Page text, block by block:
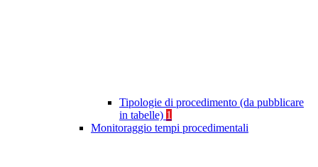
Tipologie di procedimento (da pubblicare
in tabelle) 1
Monitoraggio tempi procedimentali